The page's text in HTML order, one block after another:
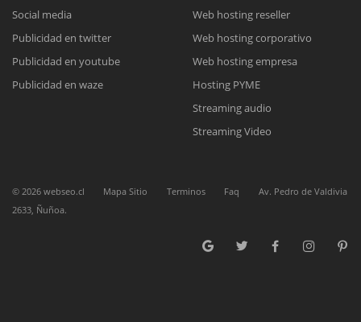
Reunión online
Nuestros ejecutivos le enviarán un correo electrónico con el enlace a
Meet para la reunión online.
Cotización
Complete el formulario y nos contactaremos a la brevedad.
Chat Online
para enviarnos un correo electrónico con sus datos personales.
Social media
Publicidad en twitter
Publicidad en youtube
Publicidad en waze
Web hosting reseller
Web hosting corporativo
Web hosting empresa
Hosting PYME
Streaming audio
Streaming Video
© 2026 webseo.cl Mapa Sitio Terminos Faq
Av. Pedro de Valdivia
2633, Ñuñoa.